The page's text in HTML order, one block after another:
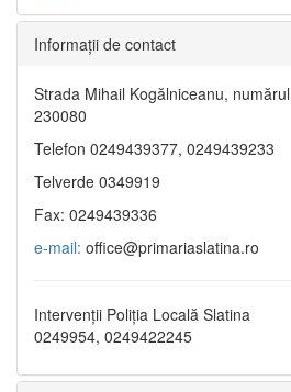
Informaţii de contact
Strada Mihail Kogălniceanu,
230080
Telefon 0249439377, 0249439233
Telverde 0349919
Fax: 0249439336
e-mail: office@primariaslatina.ro
Intervenții Poliția Locală Slatina
0249954, 0249422245